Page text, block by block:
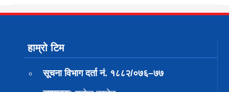
हाम्रो टिम
सूचना विभाग दर्ता नं. १८८२/०७६–७७